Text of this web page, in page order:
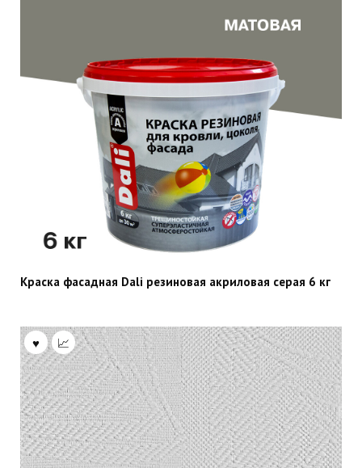
Краска фасадная Dali резиновая акриловая серая 6 кг